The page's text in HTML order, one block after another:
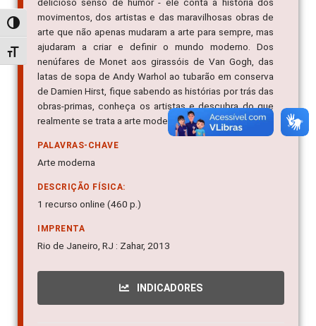
Alternar alto contraste
Alternar tamanho da fonte
movimentos, dos artistas e das maravilhosas obras de
arte que não apenas mudaram a arte para sempre, mas
ajudaram a criar e definir o mundo moderno. Dos
nenúfares de Monet aos girassóis de Van Gogh, das
latas de sopa de Andy Warhol ao tubarão em conserva
de Damien Hirst, fique sabendo as histórias por trás das
obras-primas, conheça os artistas e descubra do que
realmente se trata a arte moderna
PALAVRAS-CHAVE
Arte moderna
DESCRIÇÃO FÍSICA:
1 recurso online (460 p.)
IMPRENTA
Rio de Janeiro, RJ : Zahar, 2013
INDICADORES